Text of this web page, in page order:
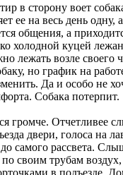
в сторону воет
ее на весь день одну,
общения, а
холодной куцей
лежать возле своего
но график на
Да и особо не
Собака потерпит.
громче. Отчетливее
двери, голоса на
самого рассвета.
своим трубам
в подъезде.